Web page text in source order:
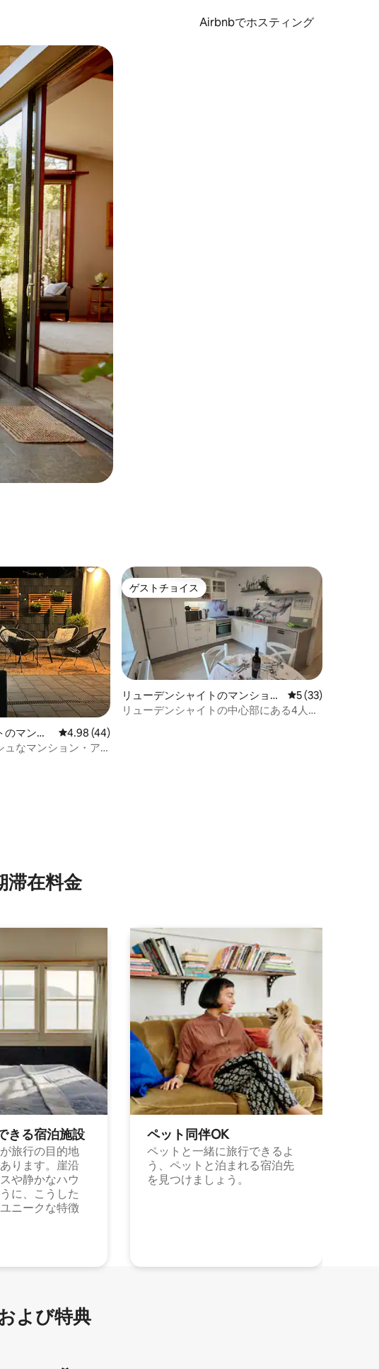
Airbnbでホスティング
認することができます。
平均評価
のマンシ
レビュー44件、5つ星中4.98つ星の平均評価
4.98 (44)
ュなマンション・ア
ゲストチョイス
ゲストチョイス
リューデンシャイトのマンショ
ン・アパート
レビュー33件、5
5 (33)
リューデンシャイトの中心部にある4人用
滞⁠在料⁠金
き⁠る宿⁠泊施⁠設
旅行の目的地
ります。崖沿
や静かなハウ
に、こうした
ニークな特徴
ペット同⁠伴OK
ペットと一緒に旅行できるよ
う、ペットと泊まれる宿泊先
を見つけましょう。
よび特⁠典